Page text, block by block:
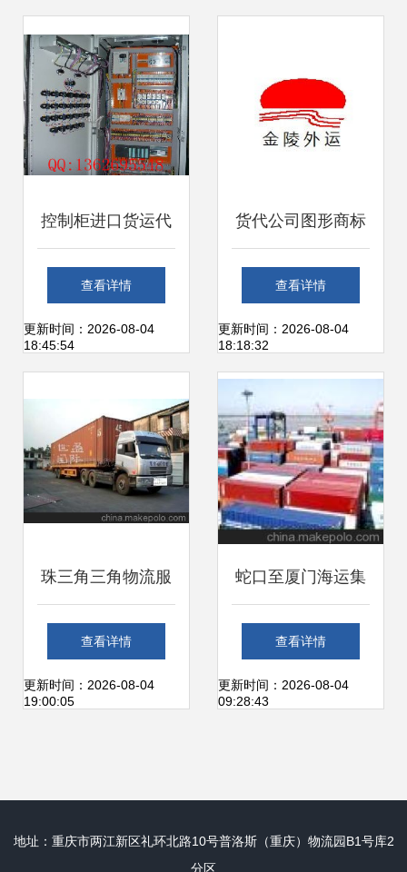
控制柜进口货运代
理服务全解析 包税
物流一站式解决方
查看详情
更新时间：2026-08-04
18:45:54
货代公司图形商标
设计要点与创意思
路
查看详情
更新时间：2026-08-04
18:18:32
珠三角三角物流服
务全解析 价格、厂
家、运输代理与珠
查看详情
更新时间：2026-08-04
19:00:05
蛇口至厦门海运集
装箱专线 特惠航线
全解析与广州市展
查看详情
更新时间：2026-08-04
09:28:43
地址：重庆市两江新区礼环北路10号普洛斯（重庆）物流园B1号库2
分区